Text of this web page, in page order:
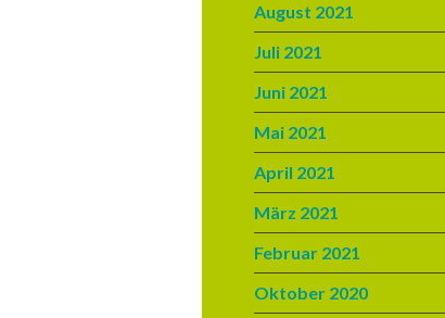
August 2021
Juli 2021
Juni 2021
Mai 2021
April 2021
März 2021
Februar 2021
Oktober 2020